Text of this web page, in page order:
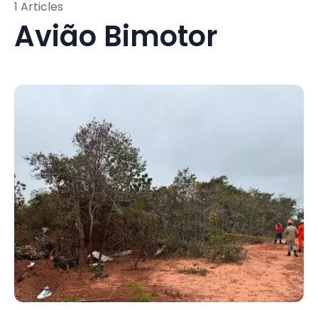
Avião Bimotor
1 Articles